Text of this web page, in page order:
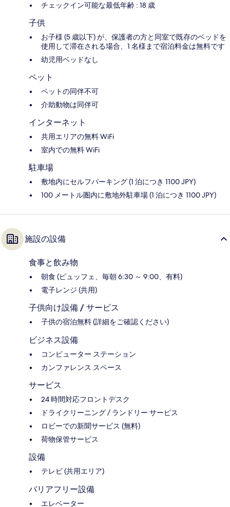
チェックイン可能な最低年齢 : 18 歳
子供
お子様 (5 歳以下) が、保護者の方と同室で既存のベッドを
使用して滞在される場合、1 名様まで宿泊料金は無料です
幼児用ベッドなし
ペット
ペットの同伴不可
介助動物は同伴可
インターネット
共用エリアの無料 WiFi
室内での無料 WiFi
駐車場
敷地内にセルフパーキング (1 泊につき 1100 JPY)
100 メートル圏内に敷地外駐車場 (1 泊につき 1100 JPY)
施設の設備
食事と飲み物
朝食 (ビュッフェ、毎朝 6:30 ～ 9:00、有料)
電子レンジ (共用)
子供向け設備 / サービス
子供の宿泊無料 (詳細をご確認ください)
ビジネス設備
コンピューター ステーション
カンファレンス スペース
サービス
24 時間対応フロントデスク
ドライクリーニング / ランドリー サービス
ロビーでの新聞サービス (無料)
荷物保管サービス
設備
テレビ (共用エリア)
バリアフリー設備
エレベーター